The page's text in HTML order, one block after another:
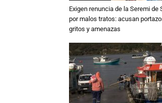
Exigen renuncia de la Seremi de
por malos tratos: acusan
gritos y amenazas